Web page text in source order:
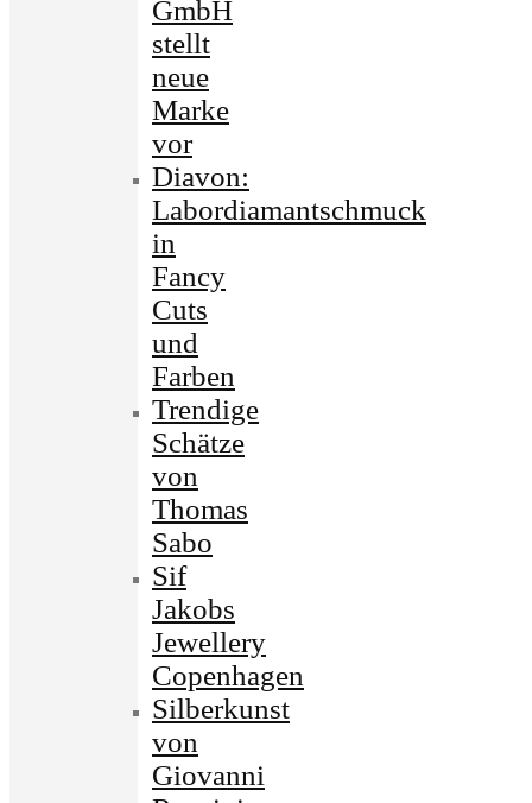
GmbH
stellt
neue
Marke
vor
Diavon:
Labordiamantschmuck
in
Fancy
Cuts
und
Farben
Trendige
Schätze
von
Thomas
Sabo
Sif
Jakobs
Jewellery
Copenhagen
Silberkunst
von
Giovanni